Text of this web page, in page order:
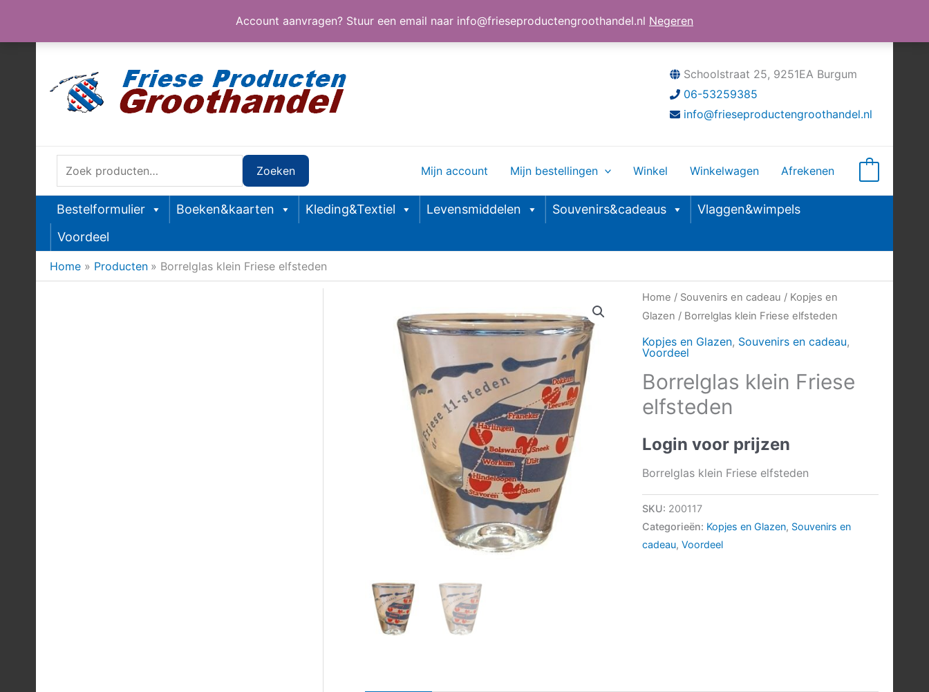
Account aanvragen? Stuur een email naar info@frieseproductengroothandel.nl Negeren
Schoolstraat 25, 9251EA Burgum
06-53259385
info@frieseproductengroothandel.nl
Zoeken
naar:
Zoeken Mijn account Mijn bestellingen Winkel Winkelwagen Afrekenen
Bestelformulier Boeken&kaarten Kleding&Textiel Levensmiddelen Souvenirs&cadeaus
Vlaggen&wimpels
Voordeel
Home Producten Borrelglas klein Friese elfsteden
Home / Souvenirs en cadeau / Kopjes en
Glazen / Borrelglas klein Friese elfsteden
Kopjes en Glazen, Souvenirs en cadeau,
Voordeel
Borrelglas klein Friese
elfsteden
Login voor prijzen
Borrelglas klein Friese elfsteden
SKU: 200117
Categorieën: Kopjes en Glazen, Souvenirs en
cadeau,Voordeel